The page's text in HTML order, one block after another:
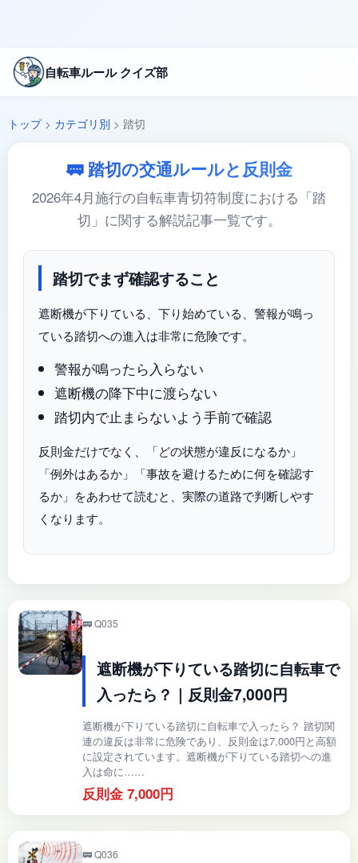
自転車ルール クイズ部
トップ> カテゴリ別 > 踏切
🚃 踏切の交通ルールと反則金
2026年4月施行の自転車青切符制度における「踏
切」に関する解説記事一覧です。
踏切でまず確認すること
遮断機が下りている、下り始めている、警報が鳴っ
ている踏切への進入は非常に危険です。
警報が鳴ったら入らない
遮断機の降下中に渡らない
踏切内で止まらないよう手前で確認
反則金だけでなく、「どの状態が違反になるか」
「例外はあるか」「事故を避けるために何を確認す
るか」をあわせて読むと、実際の道路で判断しやす
くなります。
🚃 Q035
遮断機が下りている踏切に自転車で
入ったら？｜反則金7,000円
遮断機が下りている踏切に自転車で入ったら？ 踏切関
連の違反は非常に危険であり、反則金は7,000円と高額
に設定されています。遮断機が下りている踏切への進
入は命に……
反則金 7,000円
🚃 Q036